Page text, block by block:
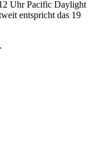
Uhr Pacific Daylight
entspricht das 19